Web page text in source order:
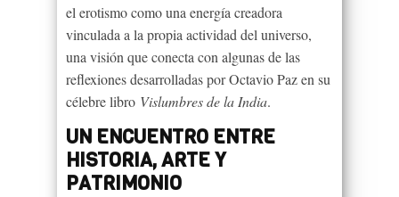
el erotismo como una energía creadora
vinculada a la propia actividad del universo,
una visión que conecta con algunas de las
reflexiones desarrolladas por Octavio Paz en su
célebre libro Vislumbres de la India.
UN ENCUENTRO ENTRE
HISTORIA, ARTE Y
PATRIMONIO